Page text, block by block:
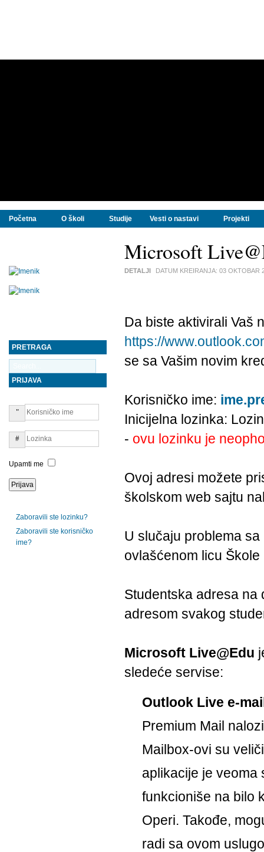
Početna O školi Studije Vesti o nastavi Projekti
Microsoft
DETALJI DATUM KREIRANJA: 03 OKTOBAR
Da biste aktivirali Vaš
https://
se sa Vašim novim
Korisničko ime:
Inicijelna lozinka:
- ovu lozinku je
Ovoj adresi možete
školskom web sajtu
U slučaju problema
ovlašćenom licu
Studentska adresa na
adresom svakog
Microsoft Live@Edu
sledeće servise:
Outlook Live e-
Premium Mail
Mailbox-ovi su
aplikacije je veoma
funkcioniše na bilo
Operi. Takođe,
radi sa ovom
PRETRAGA
PRIJAVA
Upamti me
Zaboravili ste lozinku?
Zaboravili ste korisničko
ime?